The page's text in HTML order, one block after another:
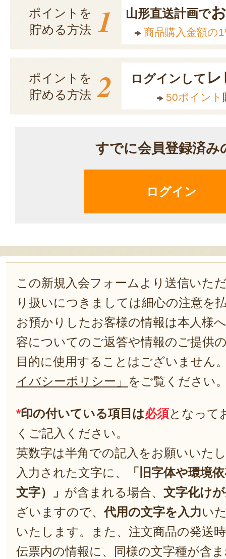
ポイントを
貯める方法 1 山形直送計画で
商品購入金額の
ポイントを
貯める方法 2 ログインして
50ポイント
すでに会員登録済み
ログイン
この新規入会フォームより送信いた
り扱いにつきましては細心の注意を
お預かりしたお客様の情報は本人様
容についてのご返答や情報のご提供
目的に使用することはございません
イバシーポリシー」 をご覧ください
*印の付いている項目は必須となって
くご記入ください。
英数字は半角での記入をお願いいた
入力された文字に、
「旧字体や環境
文字）」 が含まれる場合、 文字化け
ざいますので、代用の文字を入力い
いたします。また、注文商品の発送
伝票内の情報に、同様の文字種が含